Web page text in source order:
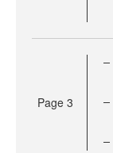
Page 3